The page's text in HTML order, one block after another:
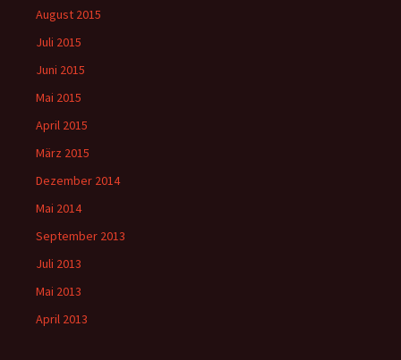
August 2015
Juli 2015
Juni 2015
Mai 2015
April 2015
März 2015
Dezember 2014
Mai 2014
September 2013
Juli 2013
Mai 2013
April 2013